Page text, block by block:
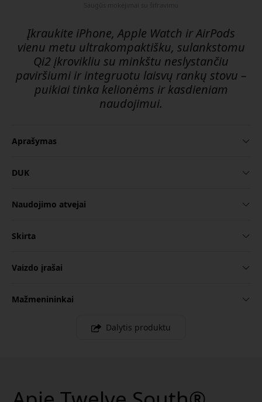
Įkraukite iPhone, Apple Watch ir AirPods
vienu metu ultrakompaktišku, sulankstomu
Qi2 įkrovikliu su minkštu neslystančiu
paviršiumi ir integruotu laisvų rankų stovu –
puikiai tinka kelionėms ir kasdieniam
naudojimui.
Aprašymas
DUK
Naudojimo atvejai
Skirta
Vaizdo įrašai
Mažmenininkai
Dalytis produktu